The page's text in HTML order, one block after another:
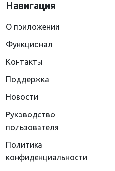
Навигация
О приложении
Функционал
Контакты
Поддержка
Новости
Руководство
пользователя
Политика
конфиденциальности